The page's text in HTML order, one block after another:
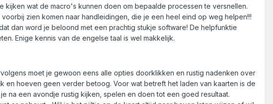
wat de macro's kunnen doen om bepaalde processen te versnellen.
zien komen naar handleidingen, die je een heel eind op weg helpen!!!
dan word je beloond met een prachtig stukje software! De helpfunktie
Enige kennis van de engelse taal is wel makkelijk.
moet je gewoon eens alle opties doorklikken en rustig nadenken over
hoeven geen verder betoog. Voor wat betreft het laden van kaarten is de
na een avondje rustig kijken, spelen en doen tot een goed resultaat.